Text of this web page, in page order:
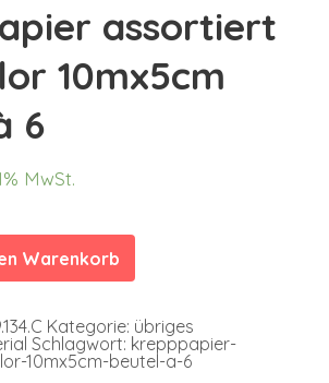
assortiert
10mx5cm
6
MwSt.
Warenkorb
Kategorie: übriges
Schlagwort: krepppapier-
10mx5cm-beutel-a-6